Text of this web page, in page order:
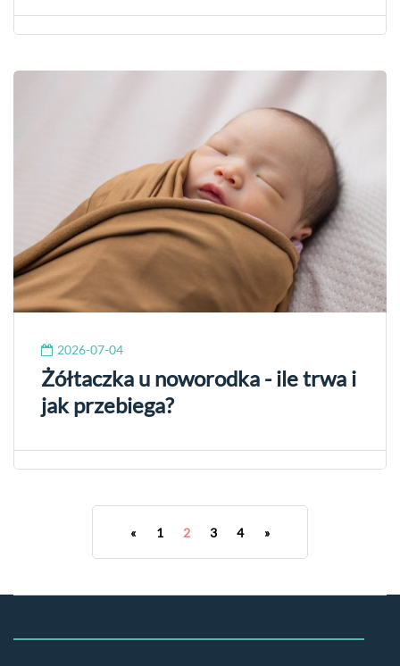
2026-07-04
Żółtaczka u noworodka - ile trwa i
jak przebiega?
« 1 2 3 4 »